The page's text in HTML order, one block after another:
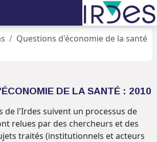
Questions d'économie de la santé
DE LA SANTÉ : 2010
de l'Irdes suivent un processus de
relues par des chercheurs et des
traités (institutionnels et acteurs